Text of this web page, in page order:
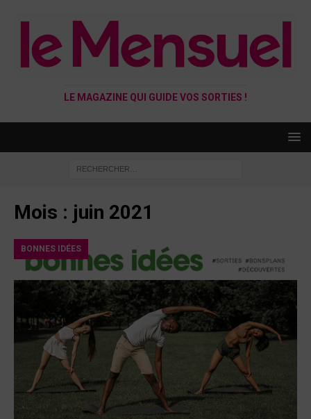
LE MAGAZINE QUI GUIDE VOS SORTIES !
Mois : juin 2021
BONNES IDÉES